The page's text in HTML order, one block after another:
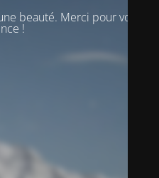
beauté. Merci pour votre
!